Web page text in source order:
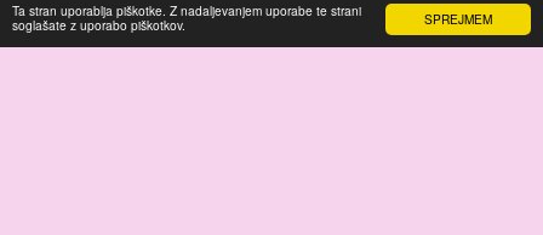
SPREJMEM
Ta stran uporablja piškotke. Z nadaljevanjem uporabe te strani
soglašate z uporabo piškotkov.